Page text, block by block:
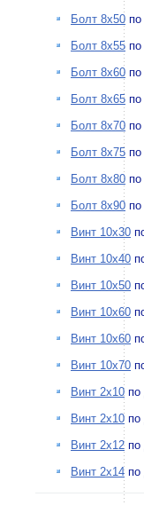
Болт 8х50 по
Болт 8х55 по
Болт 8х60 по
Болт 8х65 по
Болт 8х70 по
Болт 8х75 по
Болт 8х80 по
Болт 8х90 по
Винт 10х30
Винт 10х40
Винт 10х50
Винт 10х60
Винт 10х60
Винт 10х70
Винт 2х10 по
Винт 2х10 по
Винт 2х12 по
Винт 2х14 по